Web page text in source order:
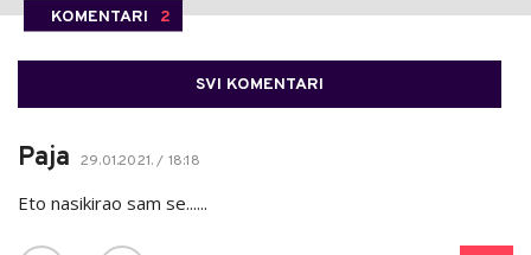
KOMENTARI 2
SVI KOMENTARI
Paja 29.01.2021. / 18:18
Eto nasikirao sam se......